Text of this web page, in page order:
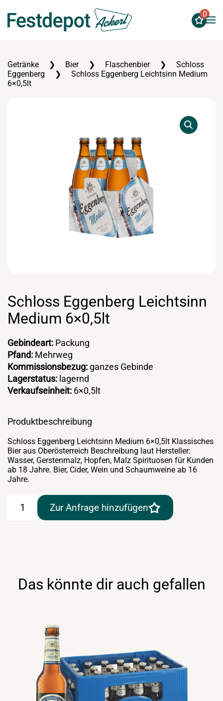
Zum Hauptinhalt springen
0
Getränke Bier Flaschenbier
Schloss
Eggenberg
Schloss Eggenberg Leichtsinn Medium
6×0,5lt
Schloss Eggenberg Leichtsinn
Medium 6×0,5lt
Gebindeart: Packung
Pfand: Mehrweg
Kommissionsbezug: ganzes Gebinde
Lagerstatus: lagernd
Verkaufseinheit: 6×0,5lt
Produktbeschreibung
Schloss Eggenberg Leichtsinn Medium 6×0,5lt Klassisches
Bier aus Oberösterreich Beschreibung laut Hersteller:
Wasser, Gerstenmalz, Hopfen, Malz Spirituosen für Kunden
ab 18 Jahre. Bier, Cider, Wein und Schaumweine ab 16
Jahre.
Eggenberg
Leichtsinn
Zur Anfrage hinzufügen
Das könnte dir auch gefallen